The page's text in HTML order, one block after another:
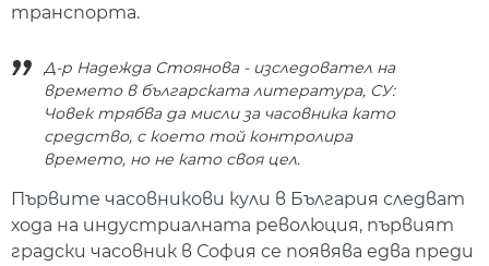
транспорта.
Д-р Надежда Стоянова - изследовател на
времето в българската литература, СУ:
Човек трябва да мисли за часовника като
средство, с което той контролира
времето, но не като своя цел.
Първите часовникови кули в България следват
хода на индустриалната революция, първият
градски часовник в София се появява едва преди